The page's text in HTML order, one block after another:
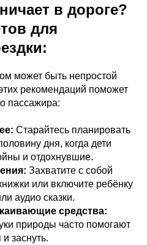
в дороге?
для
может быть непростой
рекомендаций поможет
пассажира:
Старайтесь планировать
дня, когда дети
и отдохнувшие.
Захватите с собой
или включите ребёнку
аудио сказки.
средства:
природы часто помогают
заснуть.